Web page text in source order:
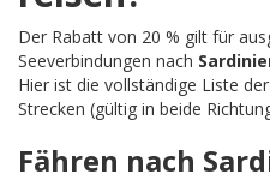
Der Rabatt von 20 % gilt für
Seeverbindungen nach
Hier ist die vollständige Liste
Strecken (gültig in beide
Fähren nach